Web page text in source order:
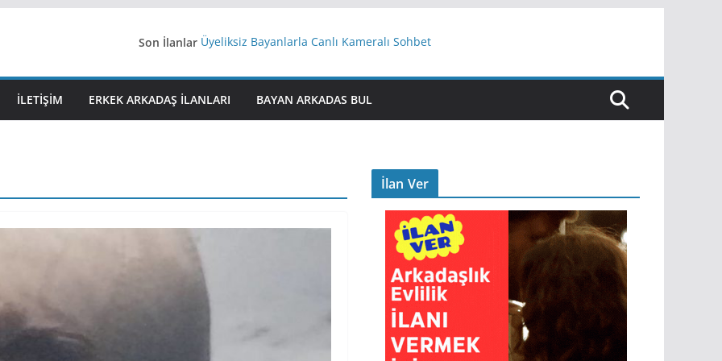
Son İlanlar Üyeliksiz Bayanlarla Canlı Kameralı Sohbet
Ağrıli Suriyeli Bayanlar
İstanbul arkadaş arıyorum
İLETIŞIM ERKEK ARKADAŞ ILANLARI BAYAN ARKADAS BUL
İlan Ver